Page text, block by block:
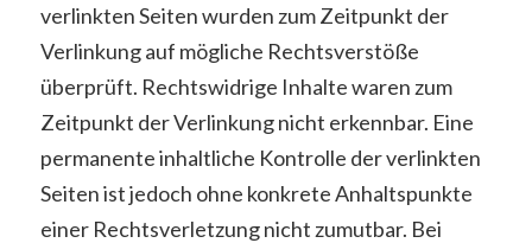
verlinkten Seiten wurden zum Zeitpunkt der
Verlinkung auf mögliche Rechtsverstöße
überprüft. Rechtswidrige Inhalte waren zum
Zeitpunkt der Verlinkung nicht erkennbar. Eine
permanente inhaltliche Kontrolle der verlinkten
Seiten ist jedoch ohne konkrete Anhaltspunkte
einer Rechtsverletzung nicht zumutbar. Bei